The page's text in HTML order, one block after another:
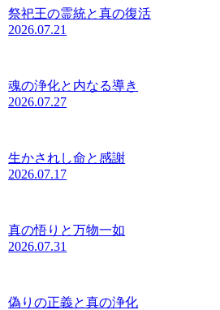
祭祀王の霊統と真の復活
2026.07.21
魂の浄化と内なる導き
2026.07.27
生かされし命と感謝
2026.07.17
真の悟りと万物一如
2026.07.31
偽りの正義と真の浄化